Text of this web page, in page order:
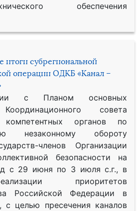
обеспечения
итоги субрегиональной
операции ОДКБ «Канал –
с Планом основных
совета
компетентных органов по
незаконному обороту
членов Организации
безопасности на
с 29 июня по 3 июля с.г., в
приоритетов
Российской Федерации в
целью пресечения каналов